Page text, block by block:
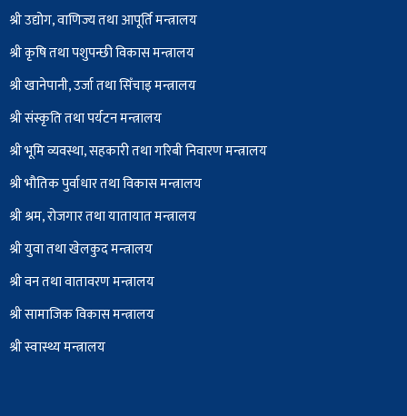
श्री उद्योग, वाणिज्य तथा आपूर्ति मन्त्रालय
श्री कृषि तथा पशुपन्छी विकास मन्त्रालय
श्री खानेपानी, उर्जा तथा सिँचाइ मन्त्रालय
श्री संस्कृति तथा पर्यटन मन्त्रालय
श्री भूमि व्यवस्था, सहकारी तथा गरिबी निवारण मन्त्रालय
श्री भौतिक पुर्वाधार तथा विकास मन्त्रालय
श्री श्रम, रोजगार तथा यातायात मन्त्रालय
श्री युवा तथा खेलकुद मन्त्रालय
श्री वन तथा वातावरण मन्त्रालय
श्री सामाजिक विकास मन्त्रालय
श्री स्वास्थ्य मन्त्रालय